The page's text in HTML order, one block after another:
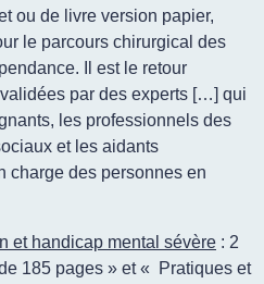
ou de livre version papier,
le parcours chirurgical des
. Il est le retour
par des experts […] qui
les professionnels des
et les aidants
charge des personnes en
et handicap mental sévère : 2
185 pages » et «
Pratiques et